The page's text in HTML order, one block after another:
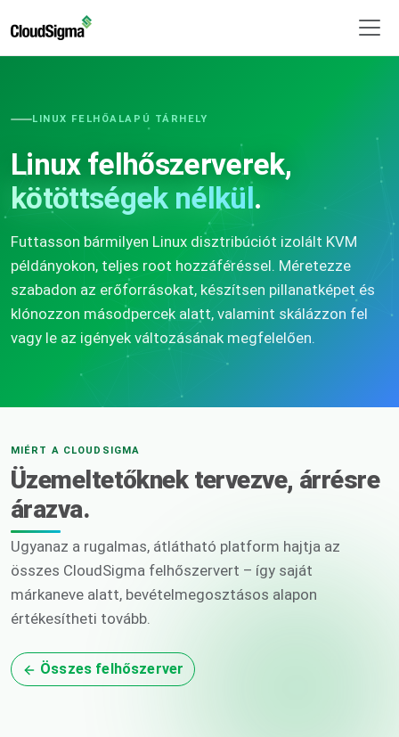
LINUX FELHŐALAPÚ TÁRHELY
Linux felhőszerverek,
kötöttségek nélkül .
Futtasson bármilyen Linux disztribúciót izolált KVM
példányokon, teljes root hozzáféréssel. Méretezze
szabadon az erőforrásokat, készítsen pillanatképet és
klónozzon másodpercek alatt, valamint skálázzon fel
vagy le az igények változásának megfelelően.
MIÉRT A CLOUDSIGMA
Üzemeltetőknek tervezve, árrésre
árazva.
Ugyanaz a rugalmas, átlátható platform hajtja az
összes CloudSigma felhőszervert – így saját
márkaneve alatt, bevételmegosztásos alapon
értékesítheti tovább.
Összes felhőszerver